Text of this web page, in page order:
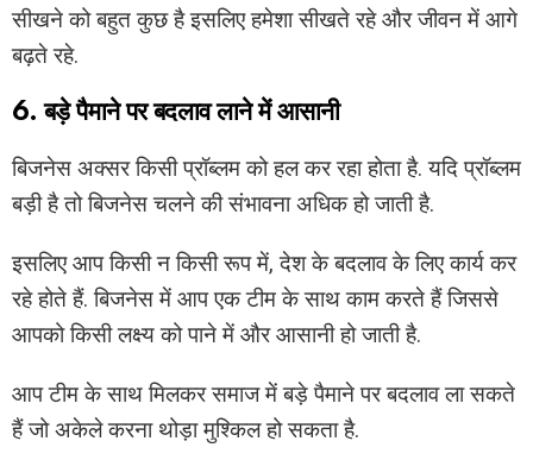
सीखने को बहुत कुछ है इसलिए हमेशा सीखते रहे और जीवन में आगे
बढ़ते रहे.
6. बड़े पैमाने पर बदलाव लाने में आसानी
बिजनेस अक्सर किसी प्रॉब्लम को हल कर रहा होता है. यदि प्रॉब्लम
बड़ी है तो बिजनेस चलने की संभावना अधिक हो जाती है.
इसलिए आप किसी न किसी रूप में, देश के बदलाव के लिए कार्य कर
रहे होते हैं. बिजनेस में आप एक टीम के साथ काम करते हैं जिससे
आपको किसी लक्ष्य को पाने में और आसानी हो जाती है.
आप टीम के साथ मिलकर समाज में बड़े पैमाने पर बदलाव ला सकते
हैं जो अकेले करना थोड़ा मुश्किल हो सकता है.